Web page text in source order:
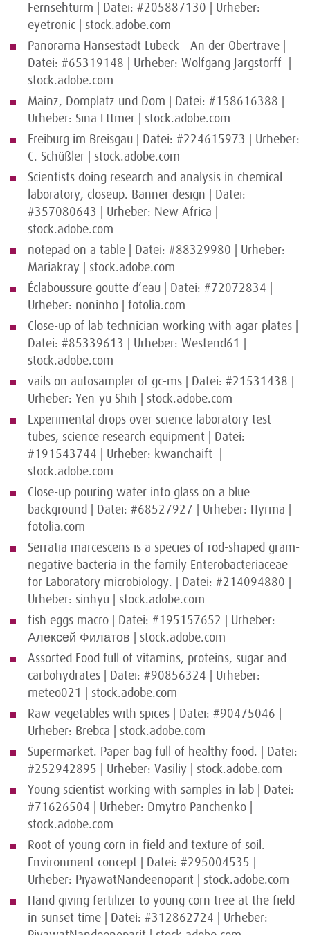
Fernsehturm | Datei: #205887130 | Urheber:
eyetronic | stock.adobe.com
Panorama Hansestadt Lübeck - An der Obertrave |
Datei: #65319148 | Urheber: Wolfgang Jargstorff |
stock.adobe.com
Mainz, Domplatz und Dom | Datei: #158616388 |
Urheber: Sina Ettmer | stock.adobe.com
Freiburg im Breisgau | Datei: #224615973 | Urheber:
C. Schüßler | stock.adobe.com
Scientists doing research and analysis in chemical
laboratory, closeup. Banner design | Datei:
#357080643 | Urheber: New Africa |
stock.adobe.com
notepad on a table | Datei: #88329980 | Urheber:
Mariakray | stock.adobe.com
Éclaboussure goutte d’eau | Datei: #72072834 |
Urheber: noninho | fotolia.com
Close-up of lab technician working with agar plates |
Datei: #85339613 | Urheber: Westend61 |
stock.adobe.com
vails on autosampler of gc-ms | Datei: #21531438 |
Urheber: Yen-yu Shih | stock.adobe.com
Experimental drops over science laboratory test
tubes, science research equipment | Datei:
#191543744 | Urheber: kwanchaift |
stock.adobe.com
Close-up pouring water into glass on a blue
background | Datei: #68527927 | Urheber: Hyrma |
fotolia.com
Serratia marcescens is a species of rod-shaped gram-
negative bacteria in the family Enterobacteriaceae
for Laboratory microbiology. | Datei: #214094880 |
Urheber: sinhyu | stock.adobe.com
fish eggs macro | Datei: #195157652 | Urheber:
Алексей Филатов | stock.adobe.com
Assorted Food full of vitamins, proteins, sugar and
carbohydrates | Datei: #90856324 | Urheber:
meteo021 | stock.adobe.com
Raw vegetables with spices | Datei: #90475046 |
Urheber: Brebca | stock.adobe.com
Supermarket. Paper bag full of healthy food. | Datei:
#252942895 | Urheber: Vasiliy | stock.adobe.com
Young scientist working with samples in lab | Datei:
#71626504 | Urheber: Dmytro Panchenko |
stock.adobe.com
Root of young corn in field and texture of soil.
Environment concept | Datei: #295004535 |
Urheber: PiyawatNandeenoparit | stock.adobe.com
Hand giving fertilizer to young corn tree at the field
in sunset time | Datei: #312862724 | Urheber: